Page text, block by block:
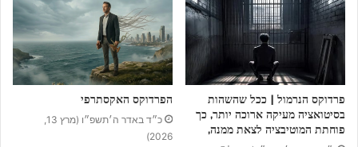
פרדוקס הנרמול | ככל שהשהות
בסיטואציה מעיקה ארוכה יותר, כך
פוחתת המוטיבציה לצאת ממנה,
הפרדוקס האקסתרפי
2026)